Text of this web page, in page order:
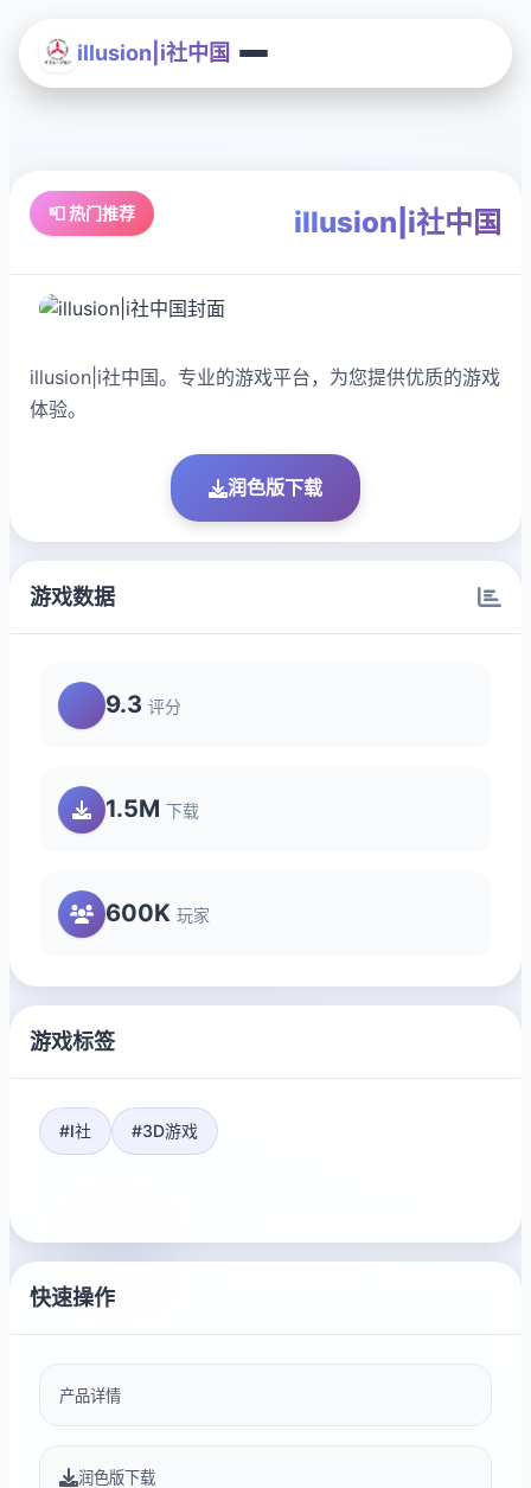
illusion|i社中国
📮 热门推荐 illusion|i社中国
illusion|i社中国。专业的游戏平台，为您提供优质的游戏
体验。
润色版下载
游戏数据
9.3 评分
1.5M 下载
600K 玩家
游戏标签
#I社 #3D游戏
快速操作
产品详情
润色版下载